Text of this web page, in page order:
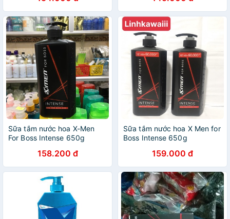
Sữa tắm nước hoa X-Men
For Boss Intense 650g
158.200 đ
Sữa tắm nước hoa X Men for
Boss Intense 650g
159.000 đ